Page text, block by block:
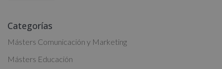
l
t
Categorías
Másters Comunicación y Marketing
Másters Educación